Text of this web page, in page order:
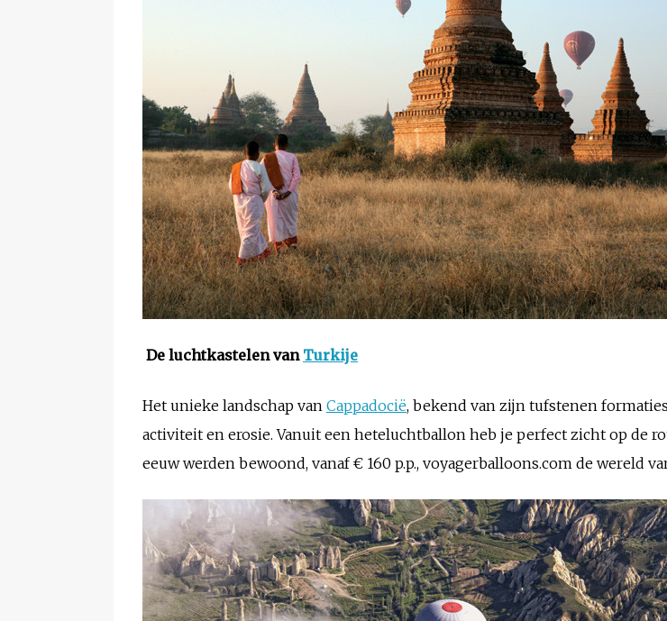
De luchtkastelen van Turkije
Het unieke landschap van Cappadocië, bekend van zijn tufstenen
activiteit en erosie. Vanuit een heteluchtballon heb je perfect zicht op de
eeuw werden bewoond, vanaf € 160 p.p., voyagerballoons.com de wereld